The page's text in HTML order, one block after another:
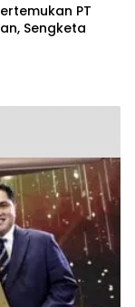
PT
Sengketa